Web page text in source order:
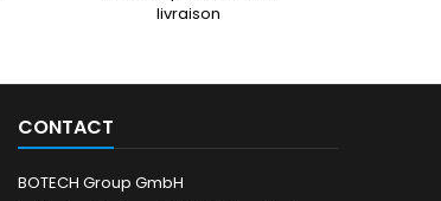
livraison
CONTACT
BOTECH Group GmbH